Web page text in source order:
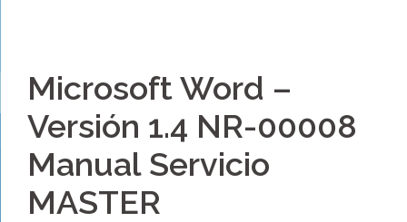
contenidoMicrosoft Word –
Versión 1.4 NR-00008
Manual Servicio
MASTER